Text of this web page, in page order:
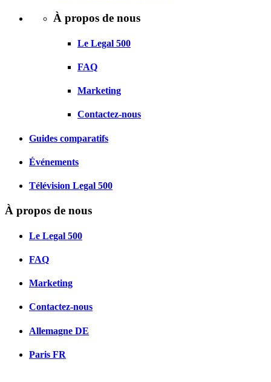
À propos de nous
Le Legal 500
FAQ
Marketing
Contactez-nous
Guides comparatifs
Événements
Télévision Legal 500
À propos de nous
Le Legal 500
FAQ
Marketing
Contactez-nous
Allemagne DE
Paris FR